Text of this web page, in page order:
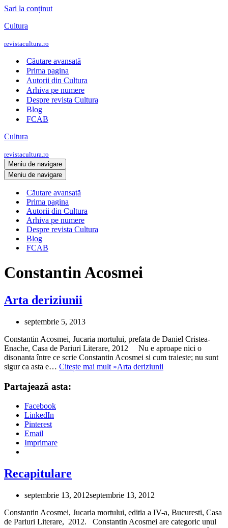
Sari la conținut
Cultura
revistacultura.ro
Căutare avansată
Prima pagina
Autorii din Cultura
Arhiva pe numere
Despre revista Cultura
Blog
FCAB
Cultura
revistacultura.ro
Meniu de navigare
Meniu de navigare
Căutare avansată
Prima pagina
Autorii din Cultura
Arhiva pe numere
Despre revista Cultura
Blog
FCAB
Constantin Acosmei
Arta deriziunii
septembrie 5, 2013
Constantin Acosmei, Jucaria mortului, prefata de Daniel Cristea-
Enache, Casa de Pariuri Literare, 2012 Nu e aproape nici o
disonanta între ce scrie Constantin Acosmei si cum traieste; nu sunt
sigur ca asta e… Citește mai mult »Arta deriziunii
Partajează asta:
Facebook
LinkedIn
Pinterest
Email
Imprimare
Recapitulare
septembrie 13, 2012septembrie 13, 2012
Constantin Acosmei, Jucaria mortului, editia a IV-a, Bucuresti, Casa
de Pariuri Literare, 2012. Constantin Acosmei are categoric unul